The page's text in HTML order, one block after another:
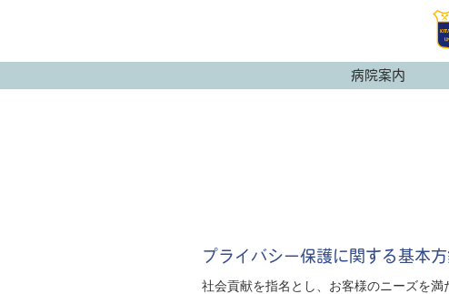
病院案内
プライバシー保護に関する基本
社会貢献を指名とし、お客様のニーズを